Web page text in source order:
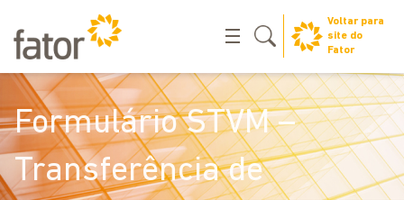
Voltar para
site do
Fator
Formulário STVM –
Transferência de